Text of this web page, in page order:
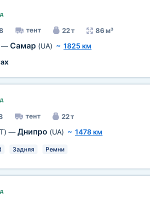
тент 22 т 86 м³
— Самар (UA) ~ 1825 км
тент 22 т
— Днипро (UA) ~ 1478 км
Задняя Ремни